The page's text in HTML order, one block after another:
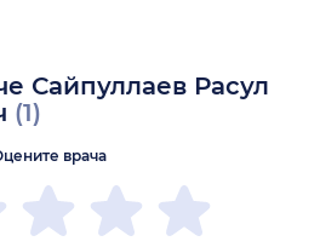
Сайпуллаев Расул
(1)
врача